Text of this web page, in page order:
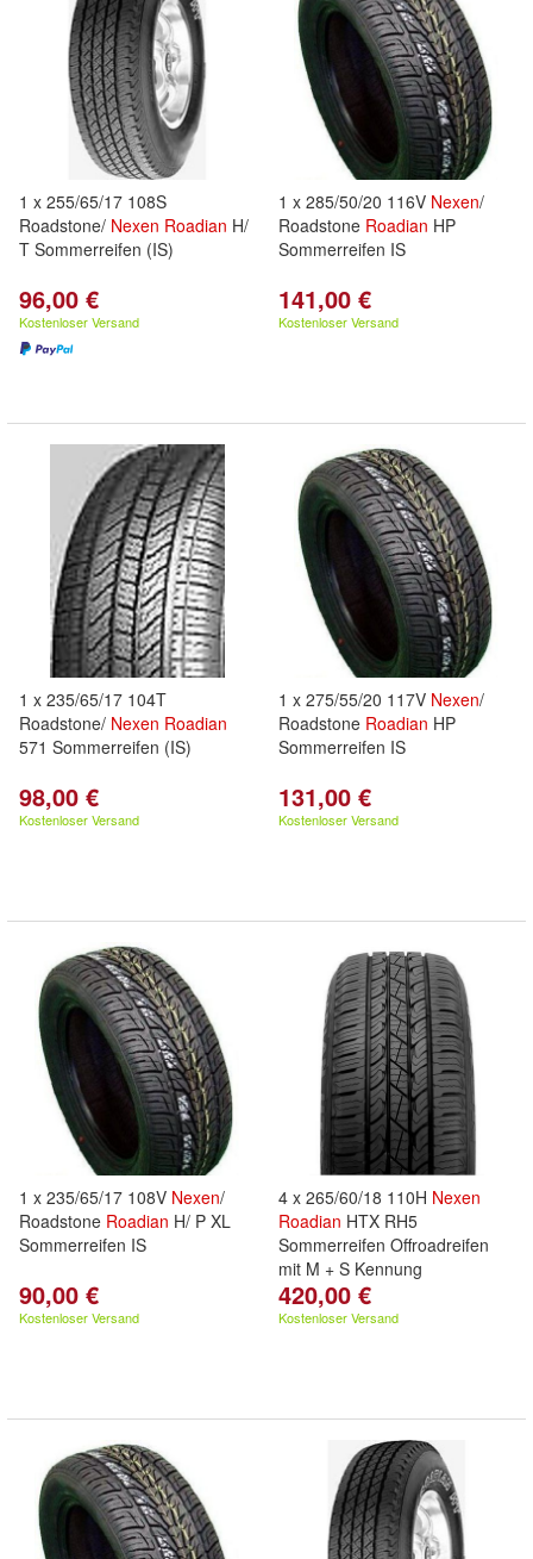
1 x 255/65/17 108S
Roadstone/ Nexen Roadian H/
T Sommerreifen (IS)
96,00 €
Kostenloser Versand
1 x 285/50/20 116V Nexen/
Roadstone Roadian HP
Sommerreifen IS
141,00 €
Kostenloser Versand
1 x 235/65/17 104T
Roadstone/ Nexen Roadian
571 Sommerreifen (IS)
98,00 €
Kostenloser Versand
1 x 275/55/20 117V Nexen/
Roadstone Roadian HP
Sommerreifen IS
131,00 €
Kostenloser Versand
1 x 235/65/17 108V Nexen/
Roadstone Roadian H/ P XL
Sommerreifen IS
90,00 €
Kostenloser Versand
4 x 265/60/18 110H Nexen
Roadian HTX RH5
Sommerreifen Offroadreifen
mit M + S Kennung
420,00 €
Kostenloser Versand